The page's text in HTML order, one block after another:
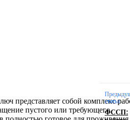
представляет собой комплекс
пустого или требующего
статья
ФССП: